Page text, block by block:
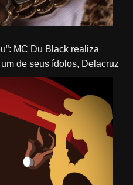
de seus ídolos, Delacruz